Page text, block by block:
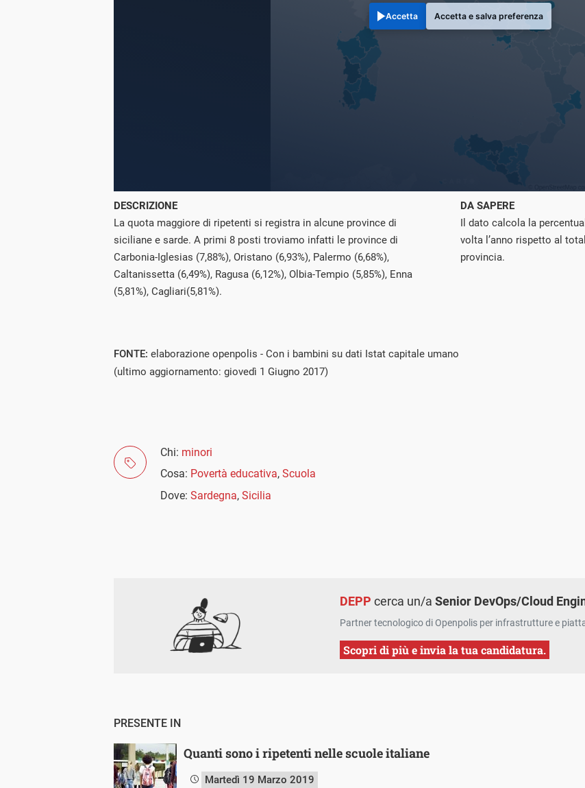
Accetta Accetta e salva preferenza
DESCRIZIONE
La quota maggiore di ripetenti si registra in alcune province di
siciliane e sarde. A primi 8 posti troviamo infatti le province di
Carbonia-Iglesias (7,88%), Oristano (6,93%), Palermo (6,68%),
Caltanissetta (6,49%), Ragusa (6,12%), Olbia-Tempio (5,85%), Enna
(5,81%), Cagliari(5,81%).
DA SAPERE
Il dato calcola la
volta l’anno rispetto al
provincia.
FONTE: elaborazione openpolis - Con i bambini su dati Istat capitale umano
(ultimo aggiornamento: giovedì 1 Giugno 2017)
Chi: minori
Cosa: Povertà educativa, Scuola
Dove: Sardegna, Sicilia
DEPP cerca un/aSenior DevOps/Cloud
Partner tecnologico di Openpolis per infrastrutture e
Scopri di più e invia la tua candidatura.
PRESENTE IN
Quanti sono i ripetenti nelle scuole italiane
Martedì 19 Marzo 2019